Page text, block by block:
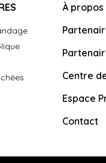
À propos
Centre
Espace
Contact